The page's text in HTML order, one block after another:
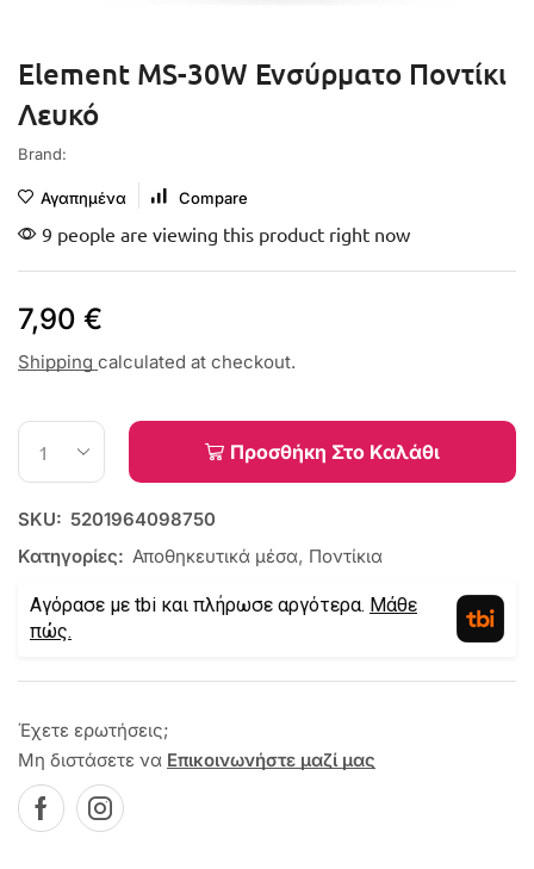
Element MS-30W Ενσύρματο Ποντίκι
Λευκό
Brand:
Αγαπημένα Compare
9 people are viewing this product right now
7,90 €
Shipping calculated at checkout.
Προσθήκη Στο Καλάθι
SKU: 5201964098750
Κατηγορίες: Αποθηκευτικά μέσα, Ποντίκια
Αγόρασε με tbi και πλήρωσε αργότερα. Μάθε
πώς.
Έχετε ερωτήσεις;
Μη διστάσετε να Επικοινωνήστε μαζί μας